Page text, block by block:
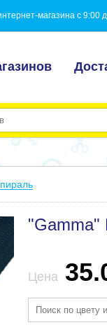
магазина с 9:00
"Gamma"
Цена